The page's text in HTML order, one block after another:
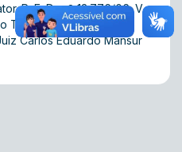
P. E. D. n.º 13.776/06. V.
OAB/GO – Dr. Célio
Carlos Eduardo Mansur